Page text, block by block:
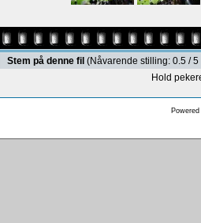
Stem på denne fil (Nåvarende stilling: 0.5 / 5
Hold